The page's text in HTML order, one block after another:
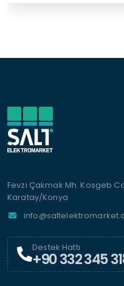
Fevzi Çakmak Mh. Kosgeb
Karatay/Konya
Destek Hattı
+90 332 345